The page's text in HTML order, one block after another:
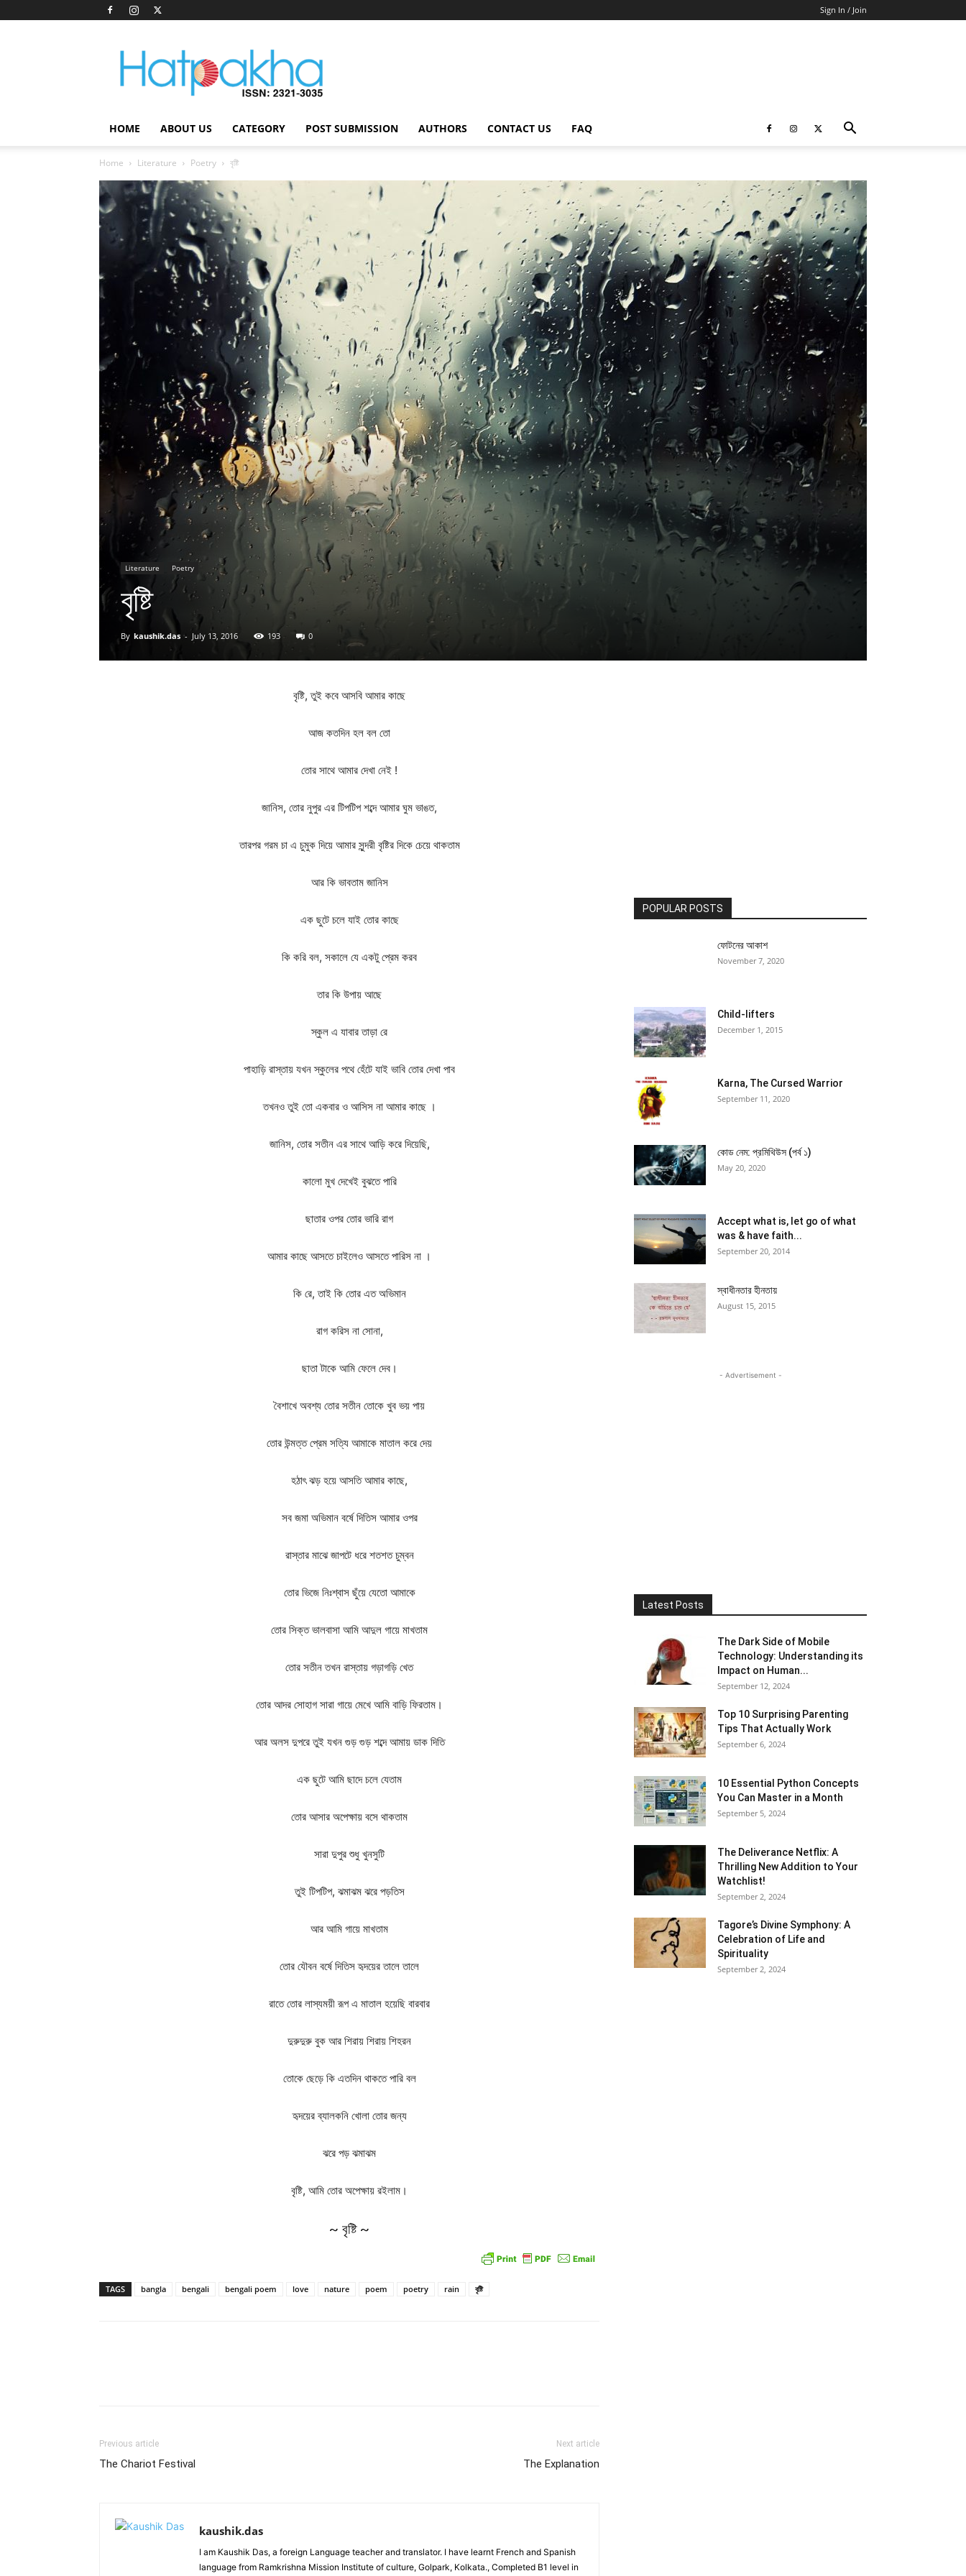
Sign In / Join
Hatpakha
Magazine
HOME ABOUT US CATEGORY POST SUBMISSION AUTHORS CONTACT US FAQ
Home Literature Poetry বৃষ্টি
Literature Poetry
বৃষ্টি
By kaushik.das - July 13, 2016 193 0
বৃষ্টি, তুই কবে আসবি আমার কাছে
আজ কতদিন হল বল তো
তোর সাথে আমার দেখা নেই !
জানিস, তোর নুপুর এর টিপটিপ শব্দে আমার ঘুম ভাঙত,
তারপর গরম চা এ চুমুক দিয়ে আমার সুন্দরী বৃষ্টির দিকে চেয়ে থাকতাম
আর কি ভাবতাম জানিস
এক ছুটে চলে যাই তোর কাছে
কি করি বল, সকালে যে একটু প্রেম করব
তার কি উপায় আছে
স্কুল এ যাবার তাড়া রে
পাহাড়ি রাস্তায় যখন স্কুলের পথে হেঁটে যাই ভাবি তোর দেখা পাব
তখনও তুই তো একবার ও আসিস না আমার কাছে ।
জানিস, তোর সতীন এর সাথে আড়ি করে দিয়েছি,
কালো মুখ দেখেই বুঝতে পারি
ছাতার ওপর তোর ভারি রাগ
আমার কাছে আসতে চাইলেও আসতে পারিস না ।
কি রে, তাই কি তোর এত অভিমান
রাগ করিস না সোনা,
ছাতা টাকে আমি ফেলে দেব।
বৈশাখে অবশ্য তোর সতীন তোকে খুব ভয় পায়
তোর উন্মত্ত প্রেম সত্যি আমাকে মাতাল করে দেয়
হঠাৎ ঝড় হয়ে আসতি আমার কাছে,
সব জমা অভিমান বর্ষে দিতিস আমার ওপর
রাস্তার মাঝে জাপটে ধরে শতশত চুম্বন
তোর ভিজে নিঃশ্বাস ছুঁয়ে যেতো আমাকে
তোর সিক্ত ভালবাসা আমি আদুল গায়ে মাখতাম
তোর সতীন তখন রাস্তায় গড়াগড়ি খেত
তোর আদর সোহাগ সারা গায়ে মেখে আমি বাড়ি ফিরতাম।
আর অলস দুপরে তুই যখন গুড় গুড় শব্দে আমায় ডাক দিতি
এক ছুটে আমি ছাদে চলে যেতাম
তোর আসার অপেক্ষায় বসে থাকতাম
সারা দুপুর শুধু খুনসুটি
তুই টিপটিপ, ঝমাঝম ঝরে পড়তিস
আর আমি গায়ে মাখতাম
তোর যৌবন বর্ষে দিতিস হৃদয়ের তালে তালে
রাতে তোর লাস্যময়ী রূপ এ মাতাল হয়েছি বারবার
দুরুদুরু বুক আর শিরায় শিরায় শিহরন
তোকে ছেড়ে কি এতদিন থাকতে পারি বল
হৃদয়ের ব্যালকনি খোলা তোর জন্য
ঝরে পড় ঝমাঝম
বৃষ্টি, আমি তোর অপেক্ষায় রইলাম।
~ বৃষ্টি ~
TAGS bangla bengali bengali poem love nature poem poetry rain বৃষ্টি
Previous article
The Chariot Festival
Next article
The Explanation
kaushik.das
I am Kaushik Das, a foreign Language teacher and translator. I have learnt French and Spanish
language from Ramkrishna Mission Institute of culture, Golpark, Kolkata., Completed B1 level in
POPULAR POSTS
ফোটনের আকাশ
November 7, 2020
Child-lifters
December 1, 2015
Karna, The Cursed Warrior
September 11, 2020
কোড নেম: প্রমিথিউস (পর্ব ১)
May 20, 2020
Accept what is, let go of what
was & have faith...
September 20, 2014
স্বাধীনতার হীনতায়
August 15, 2015
- Advertisement -
Latest Posts
The Dark Side of Mobile
Technology: Understanding its
Impact on Human...
September 12, 2024
Top 10 Surprising Parenting
Tips That Actually Work
September 6, 2024
10 Essential Python Concepts
You Can Master in a Month
September 5, 2024
The Deliverance Netflix: A
Thrilling New Addition to Your
Watchlist!
September 2, 2024
Tagore’s Divine Symphony: A
Celebration of Life and
Spirituality
September 2, 2024